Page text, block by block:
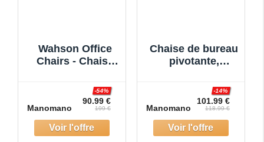
Wahson Office
Chairs - Chaise
Moderne Chaise
Bureau
Erconomique
Fauteuil Bureau
Fauteuil d
Manomano
90.99 €
-54%
199 €
Chaise de bureau
pivotante,
Bureau,
Ergonomique
Siège-Fauteuil
avec Accoudoirs
Gris fonc
Manomano
101.99 €
-14%
118.99 €